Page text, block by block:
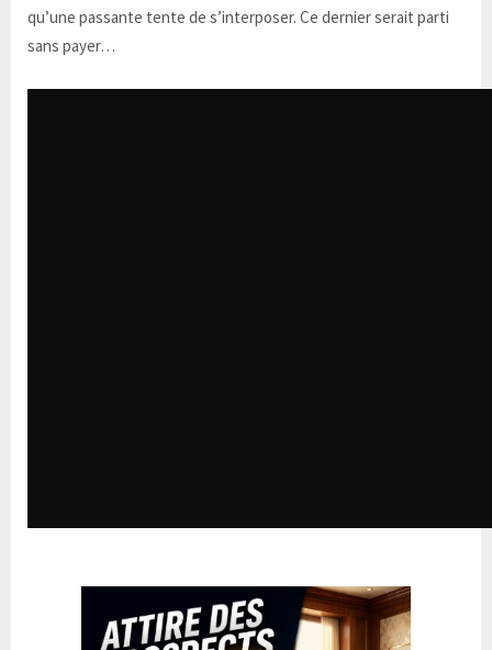
qu’une passante tente de s’interposer. Ce dernier serait parti
sans payer…